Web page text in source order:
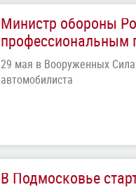
Министр обороны
профессиональным
29 мая в Вооруженных
автомобилиста
В Подмосковье